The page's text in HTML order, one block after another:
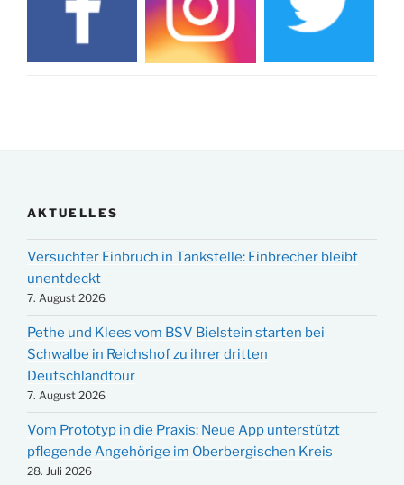
AKTUELLES
Versuchter Einbruch in Tankstelle: Einbrecher bleibt
unentdeckt
7. August 2026
Pethe und Klees vom BSV Bielstein starten bei
Schwalbe in Reichshof zu ihrer dritten
Deutschlandtour
7. August 2026
Vom Prototyp in die Praxis: Neue App unterstützt
pflegende Angehörige im Oberbergischen Kreis
28. Juli 2026